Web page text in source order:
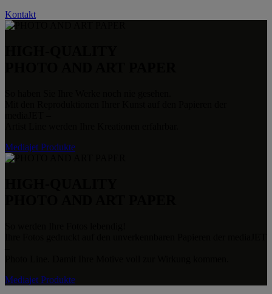
Kontakt
Mediajet Produkte
Mediajet Produkte